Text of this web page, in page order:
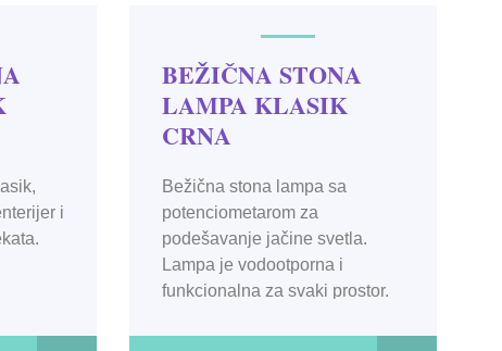
i
BEŽIČNA STONA
LAMPA KLASIK
CRNA
Bežična stona lampa sa
potenciometarom za
podešavanje jačine svetla.
Lampa je vodootporna i
funkcionalna za svaki prostor.